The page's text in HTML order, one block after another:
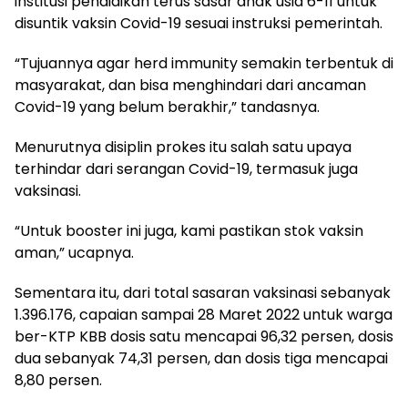
disuntik vaksin Covid-19 sesuai instruksi pemerintah.
“Tujuannya agar herd immunity semakin terbentuk di
masyarakat, dan bisa menghindari dari ancaman
Covid-19 yang belum berakhir,” tandasnya.
Menurutnya disiplin prokes itu salah satu upaya
terhindar dari serangan Covid-19, termasuk juga
vaksinasi.
“Untuk booster ini juga, kami pastikan stok vaksin
aman,” ucapnya.
Sementara itu, dari total sasaran vaksinasi sebanyak
1.396.176, capaian sampai 28 Maret 2022 untuk warga
ber-KTP KBB dosis satu mencapai 96,32 persen, dosis
dua sebanyak 74,31 persen, dan dosis tiga mencapai
8,80 persen.